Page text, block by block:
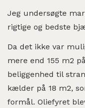
Jeg undersøgte
rigtige og bedste
Da det ikke var
mere end 155 m2
beliggenhed til
kælder på 18 m2,
formål. Oliefyret